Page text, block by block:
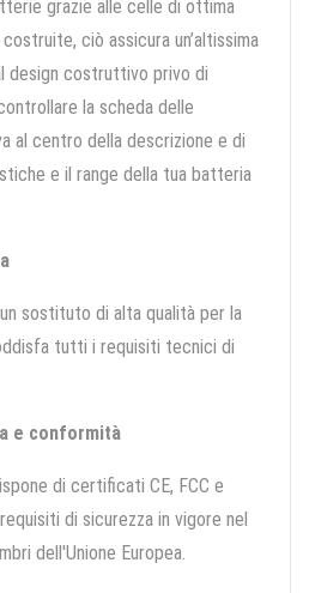
grazie alle celle di ottima
ciò assicura un’altissima
design costruttivo privo di
la scheda delle
al centro della descrizione e di
e il range della tua batteria
sostituto di alta qualità per la
tutti i requisiti tecnici di
e conformità
di certificati CE, FCC e
di sicurezza in vigore nel
dell'Unione Europea.